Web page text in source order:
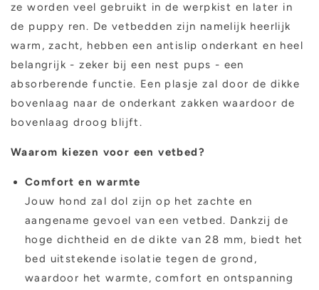
ze worden veel gebruikt in de werpkist en later in
de puppy ren. De vetbedden zijn namelijk heerlijk
warm, zacht, hebben een antislip onderkant en heel
belangrijk - zeker bij een nest pups - een
absorberende functie. Een plasje zal door de dikke
bovenlaag naar de onderkant zakken waardoor de
bovenlaag droog blijft.
Waarom kiezen voor een vetbed?
Comfort en warmte
Jouw hond zal dol zijn op het zachte en
aangename gevoel van een vetbed. Dankzij de
hoge dichtheid en de dikte van 28 mm, biedt het
bed uitstekende isolatie tegen de grond,
waardoor het warmte, comfort en ontspanning